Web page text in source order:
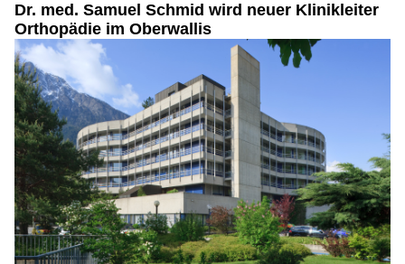
Dr. med. Samuel Schmid wird neuer Klinikleiter
Orthopädie im Oberwallis